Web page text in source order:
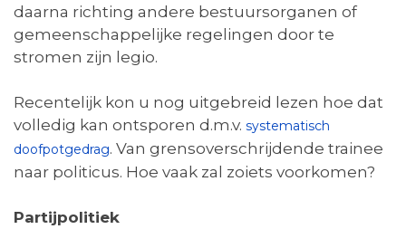
daarna richting andere bestuursorganen of
gemeenschappelijke regelingen door te
stromen zijn legio.
Recentelijk kon u nog uitgebreid lezen hoe dat
volledig kan ontsporen d.m.v. systematisch
doofpotgedrag. Van grensoverschrijdende trainee
naar politicus. Hoe vaak zal zoiets voorkomen?
Partijpolitiek